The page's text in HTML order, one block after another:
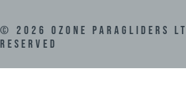
© 2026 Ozone Paragliders
Reserved